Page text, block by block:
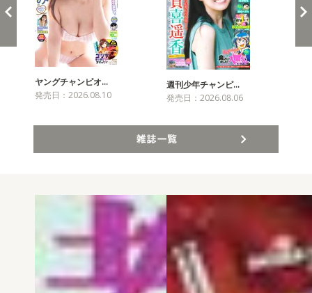
ヤングチャンピオ…
発売日：2026.08.10
週刊少年チャンピ…
発売日：2026.08.06